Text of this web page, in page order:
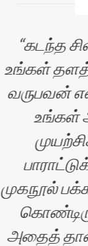
கடந்த
உங்கள்
வருபவன்
முகநூல்
அதைத்